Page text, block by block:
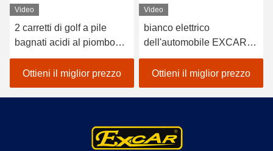
Video
2 carretti di golf a pile
bagnati acidi al piombo
dei sedili/golf con errori
elettrico dell'automobile
Ottieni il miglior prezzo
Video
bianco elettrico
dell'automobile EXCAR
A1S6+2 di golf del veicolo
a pile del litio 48V
Ottieni il miglior prezzo